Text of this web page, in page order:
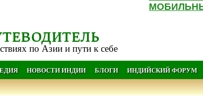
по Азии и пути к себе
НОВОСТИ ИНДИИ БЛОГИ ИНДИЙСКИЙ ФОРУМ